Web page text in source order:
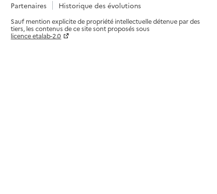
Partenaires
Historique des évolutions
Sauf mention explicite de propriété intellectuelle détenue par des
tiers, les contenus de ce site sont proposés sous
licence etalab-2.0